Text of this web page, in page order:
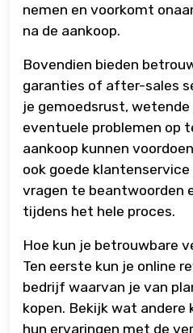
nemen en voorkomt
na de aankoop.
Bovendien bieden
garanties of after-sales
je gemoedsrust,
eventuele problemen op
aankoop kunnen
ook goede
vragen te beantwoorden
tijdens het hele proces.
Hoe kun je betrouwbare
Ten eerste kun je online
bedrijf waarvan je van
kopen. Bekijk wat andere
hun ervaringen met de